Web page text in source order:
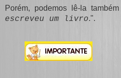
Porém, podemos lê-la
escreveu um livro.".